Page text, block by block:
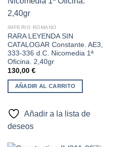
IMPERIO ROMANO
RARA LEYENDA SIN
CATALOGAR Constante. AE3,
333-336 d.C. Nicomedia 1ª
Oficina. 2,40gr
130,00 €
AÑADIR AL CARRITO
Añadir a la lista de
deseos